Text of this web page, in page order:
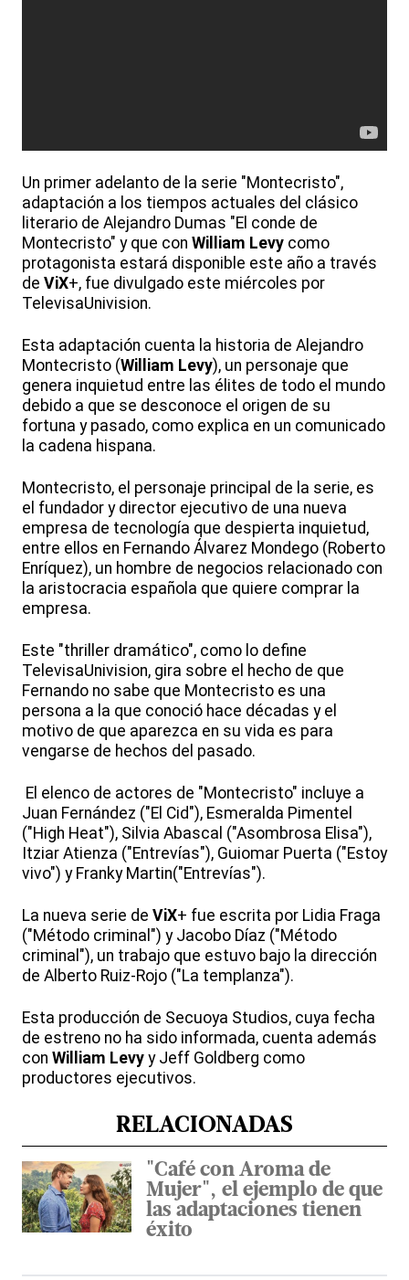
Un primer adelanto de la serie "Montecristo",
adaptación a los tiempos actuales del clásico
literario de Alejandro Dumas "El conde de
Montecristo" y que con William Levy como
protagonista estará disponible este año a través
de ViX+, fue divulgado este miércoles por
TelevisaUnivision.
Esta adaptación cuenta la historia de Alejandro
Montecristo (William Levy), un personaje que
genera inquietud entre las élites de todo el mundo
debido a que se desconoce el origen de su
fortuna y pasado, como explica en un comunicado
la cadena hispana.
Montecristo, el personaje principal de la serie, es
el fundador y director ejecutivo de una nueva
empresa de tecnología que despierta inquietud,
entre ellos en Fernando Álvarez Mondego (Roberto
Enríquez), un hombre de negocios relacionado con
la aristocracia española que quiere comprar la
empresa.
Este "thriller dramático", como lo define
TelevisaUnivision, gira sobre el hecho de que
Fernando no sabe que Montecristo es una
persona a la que conoció hace décadas y el
motivo de que aparezca en su vida es para
vengarse de hechos del pasado.
El elenco de actores de "Montecristo" incluye a
Juan Fernández ("El Cid"), Esmeralda Pimentel
("High Heat"), Silvia Abascal ("Asombrosa Elisa"),
Itziar Atienza ("Entrevías"), Guiomar Puerta ("Estoy
vivo") y Franky Martin("Entrevías").
La nueva serie de ViX+ fue escrita por Lidia Fraga
("Método criminal") y Jacobo Díaz ("Método
criminal"), un trabajo que estuvo bajo la dirección
de Alberto Ruiz-Rojo ("La templanza").
Esta producción de Secuoya Studios, cuya fecha
de estreno no ha sido informada, cuenta además
con William Levy y Jeff Goldberg como
productores ejecutivos.
RELACIONADAS
"Café con Aroma de
Mujer", el ejemplo de que
las adaptaciones tienen
éxito